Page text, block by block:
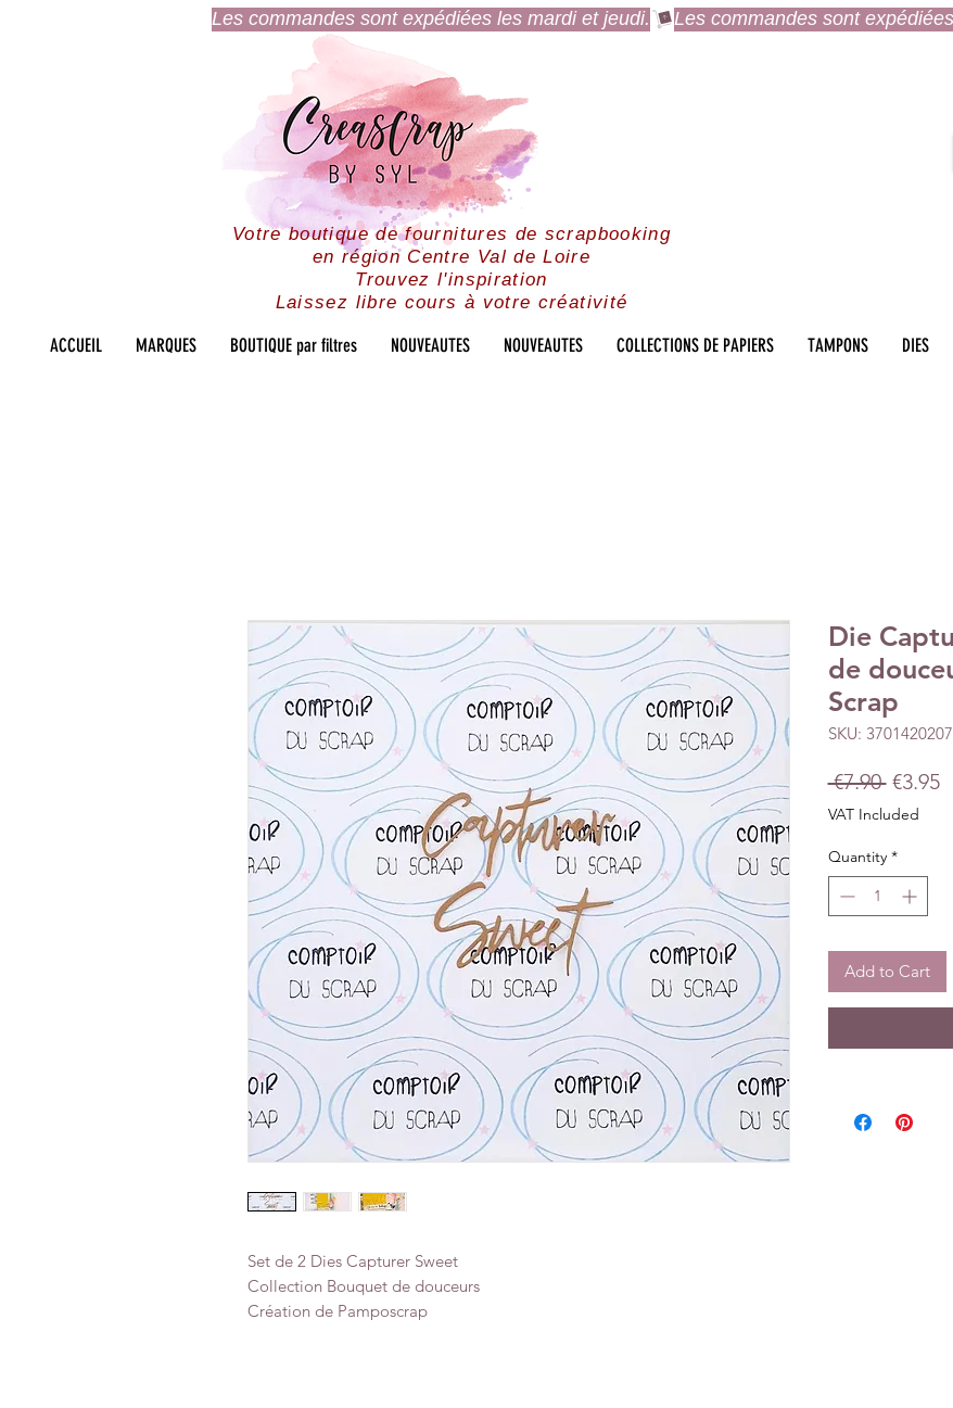
Les commandes sont expédiées les mardi et jeudi.
Votre boutique de fournitures de scrapbooking
en région Centre Val de Loire
Trouvez l'inspiration
Laissez libre cours à votre créativité
ACCUEIL MARQUES BOUTIQUE par filtres NOUVEAUTES NOUVEAUTES COLLECTIONS DE PAPIERS TAMPONS DIES
Set de 2 Dies Capturer Sweet
Collection Bouquet de douceurs
Création de Pamposcrap
Die
de
Scrap
SKU:
€7.90 Regular
Price
€3.95
VAT Included
Quantity *
Add to Cart